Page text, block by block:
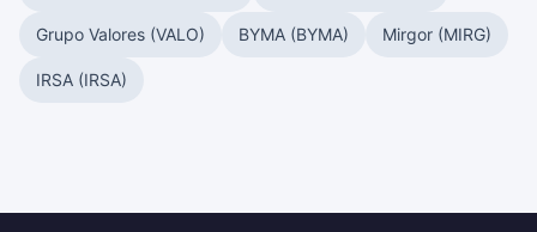
Grupo Valores (VALO) BYMA (BYMA) Mirgor (MIRG)
IRSA (IRSA)